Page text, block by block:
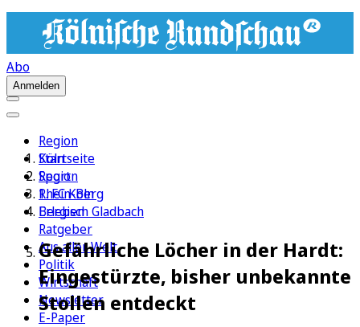
Abo
Anmelden
Region
Köln
Sport
1. FC Köln
Erleben
Ratgeber
Aus aller Welt
Politik
Wirtschaft
Newsletter
E-Paper
Startseite
Region
Rhein-Berg
Bergisch Gladbach
Gefährliche Löcher in der Hardt:
Eingestürzte, bisher unbekannte
Stollen entdeckt